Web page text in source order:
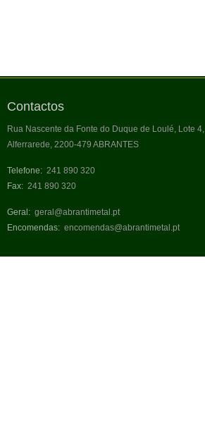
Contactos
Rua Nascente da Fonte do Duque de Loulé, Lote 4,
Alferrarede, 2200-479 ABRANTES
Telefone: 241 890 320
Fax: 241 890 320
Geral: geral@abrantimetal.pt
Encomendas: encomendas@abrantimetal.pt